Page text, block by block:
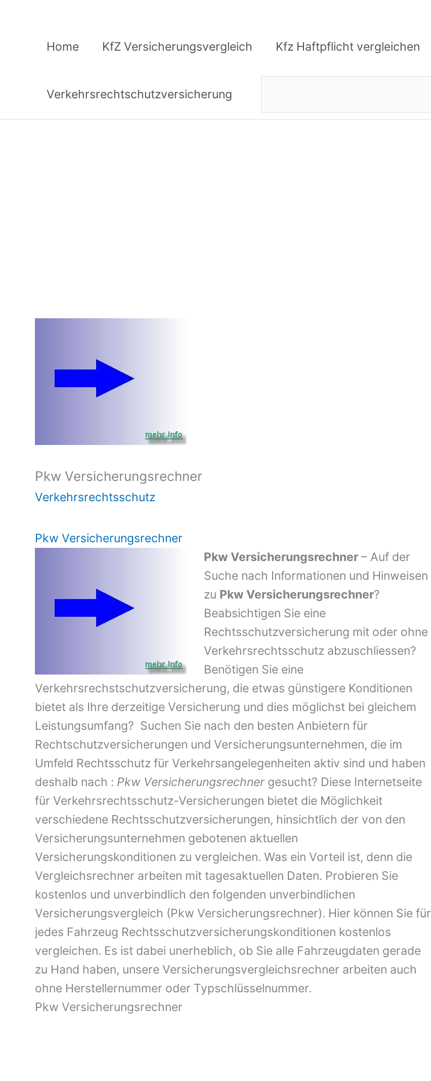
Home KfZ Versicherungsvergleich Kfz Haftpflicht vergleichen
Verkehrsrechtschutzversicherung
Pkw Versicherungsrechner
Verkehrsrechtsschutz
Pkw Versicherungsrechner
Pkw Versicherungsrechner – Auf der
Suche nach Informationen und Hinweisen
zu Pkw Versicherungsrechner?
Beabsichtigen Sie eine
Rechtsschutzversicherung mit oder ohne
Verkehrsrechtsschutz abzuschliessen?
Benötigen Sie eine
Verkehrsrechstschutzversicherung, die etwas günstigere Konditionen
bietet als Ihre derzeitige Versicherung und dies möglichst bei gleichem
Leistungsumfang? Suchen Sie nach den besten Anbietern für
Rechtschutzversicherungen und Versicherungsunternehmen, die im
Umfeld Rechtsschutz für Verkehrsangelegenheiten aktiv sind und haben
deshalb nach : Pkw Versicherungsrechner gesucht? Diese Internetseite
für Verkehrsrechtsschutz-Versicherungen bietet die Möglichkeit
verschiedene Rechtsschutzversicherungen, hinsichtlich der von den
Versicherungsunternehmen gebotenen aktuellen
Versicherungskonditionen zu vergleichen. Was ein Vorteil ist, denn die
Vergleichsrechner arbeiten mit tagesaktuellen Daten. Probieren Sie
kostenlos und unverbindlich den folgenden unverbindlichen
Versicherungsvergleich (Pkw Versicherungsrechner). Hier können Sie für
jedes Fahrzeug Rechtsschutzversicherungskonditionen kostenlos
vergleichen. Es ist dabei unerheblich, ob Sie alle Fahrzeugdaten gerade
zu Hand haben, unsere Versicherungsvergleichsrechner arbeiten auch
ohne Herstellernummer oder Typschlüsselnummer.
Pkw Versicherungsrechner